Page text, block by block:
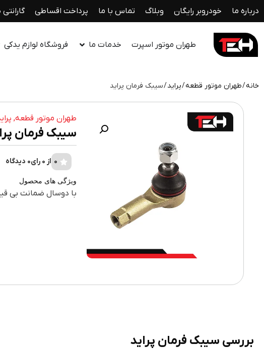
درباره ما خودروبر رایگان وبلاگ تماس با ما پرداخت اقساطی
طهران موتور اسپرت خدمات ما فروشگاه لوازم یدکی
خانه/طهران موتور قطعه/پراید/ سیبک فرمان پراید
طهران موتور قطعه,
سیبک فرمان
0 از 0 رای 0 دیدگاه
ویژگی های محصول
با دوسال ضمانت بی
بررسی سیبک فرمان پراید